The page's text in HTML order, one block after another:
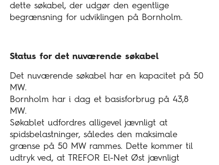
dette søkabel, der udgør den egentlige
begrænsning for udviklingen på Bornholm.
Status for det nuværende søkabel
Det nuværende søkabel har en kapacitet på 50
MW.
Bornholm har i dag et basisforbrug på 43,8
MW.
Søkablet udfordres alligevel jævnligt at
spidsbelastninger, således den maksimale
grænse på 50 MW rammes. Dette kommer til
udtryk ved, at TREFOR El-Net Øst jævnligt